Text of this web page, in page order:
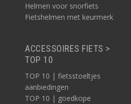
Helmen voor snorfiets
Fietshelmen met keurmerk
ACCESSOIRES FIETS >
TOP 10
TOP 10 | fietsstoeltjes
aanbiedingen
TOP 10 | goedkope